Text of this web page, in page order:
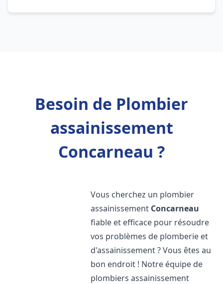
Besoin de Plombier
assainissement
Concarneau ?
Vous cherchez un plombier
assainissement Concarneau
fiable et efficace pour résoudre
vos problèmes de plomberie et
d'assainissement ? Vous êtes au
bon endroit ! Notre équipe de
plombiers assainissement